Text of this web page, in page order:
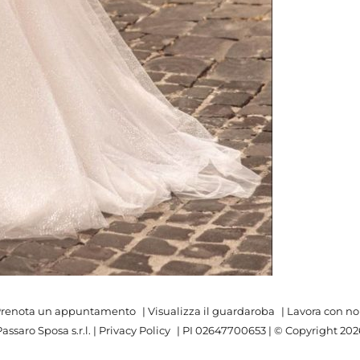
un appuntamento | Visualizza il guardaroba | Lavora con
Sposa s.r.l. | Privacy Policy | PI 02647700653 | © Copyright